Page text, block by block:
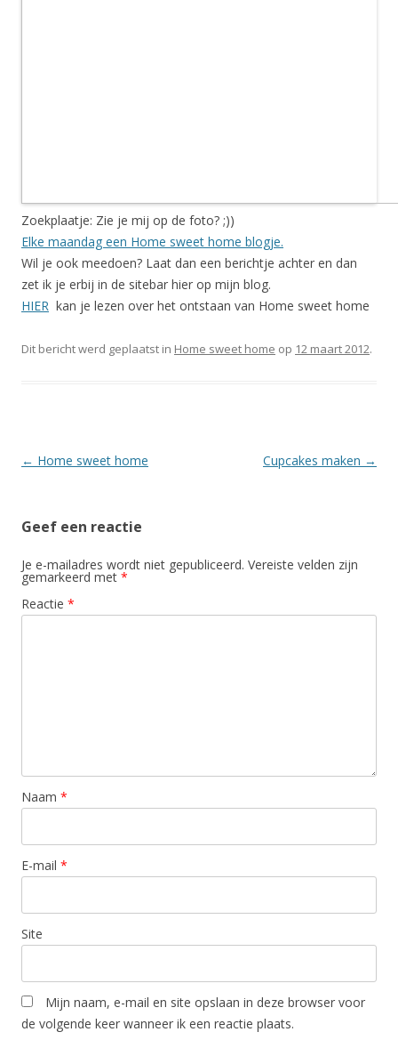
Zoekplaatje: Zie je mij op de foto? ;))
Elke maandag een Home sweet home blogje.
Wil je ook meedoen? Laat dan een berichtje achter en dan
zet ik je erbij in de sitebar hier op mijn blog.
HIER kan je lezen over het ontstaan van Home sweet home
Dit bericht werd geplaatst in Home sweet home op 12 maart 2012.
Berichtnavigatie
← Home sweet home Cupcakes maken →
Geef een reactie
Je e-mailadres wordt niet gepubliceerd. Vereiste velden zijn
gemarkeerd met *
Reactie *
Naam *
E-mail *
Site
Mijn naam, e-mail en site opslaan in deze browser voor
de volgende keer wanneer ik een reactie plaats.